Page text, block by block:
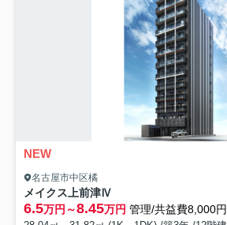
NEW
名古屋市中区橘
メイクス上前津Ⅳ
6.5万円～8.45万円 管理/共益費8,000円